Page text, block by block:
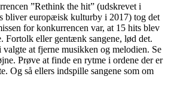
”Rethink the hit” (udskrevet i
bliver europæisk kulturby i 2017) tog det
for konkurrencen var, at 15 hits blev
Fortolk eller gentænk sangene, lød det.
at fjerne musikken og melodien. Se
Prøve at finde en rytme i ordene der er
Og så ellers indspille sangene som om